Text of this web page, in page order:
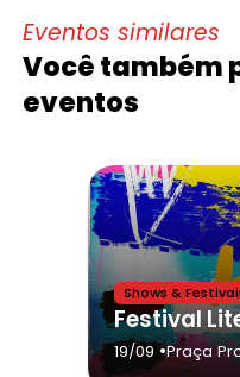
Eventos similares
Você também
eventos
Shows &
19/09 •Praça